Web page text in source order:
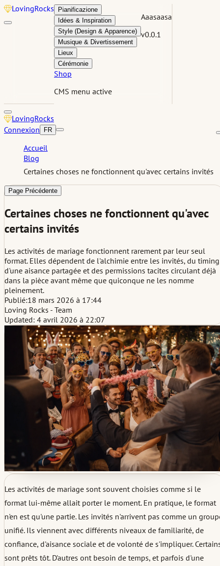
LovingRocks
Pianificazione
Idées & Inspiration
Style (Design & Apparence)
Musique & Divertissement
Lieux
Cérémonie
Shop
CMS menu active
Aaasaasa
v0.0.1
LovingRocks
Connexion
FR
Accueil
Blog
Certaines choses ne fonctionnent qu'avec certains invités
Page Précédente
Certaines choses ne fonctionnent qu'avec
certains invités
Les activités de mariage fonctionnent rarement par leur seul
format. Elles dépendent de l'alchimie entre les invités, du
d'une aisance partagée et des permissions tacites circulant déjà
dans la pièce avant même que quiconque ne les nomme
pleinement.
Publié:18 mars 2026 à 17:44
Loving Rocks - Team
Updated: 4 avril 2026 à 22:07
Les activités de mariage sont souvent choisies comme si le
format lui-même allait porter le moment. En pratique, le format
n'en est qu'une partie. Les invités n'arrivent pas comme un
unifié. Ils viennent avec différents niveaux de familiarité, de
confiance, d'aisance sociale et de volonté de s'impliquer.
sont prêts tôt. D'autres ont besoin de temps, et parfois d'une